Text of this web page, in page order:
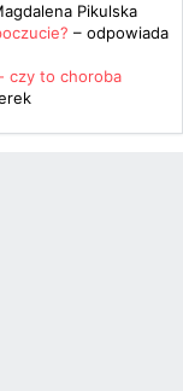
Pikulska
– odpowiada
czy to choroba